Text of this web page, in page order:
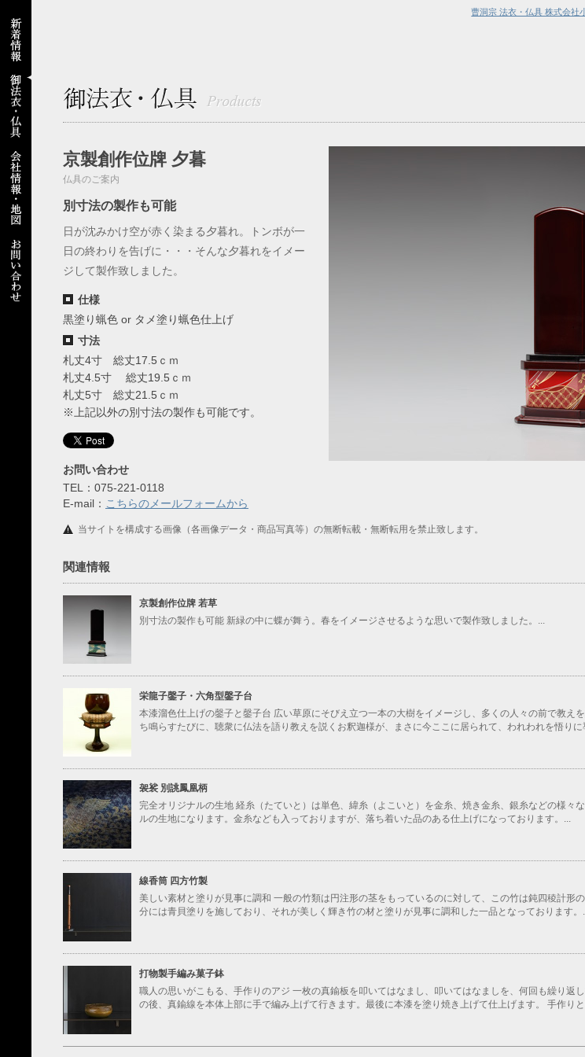
曹洞宗 法衣・仏具 株式会社
京製創作位牌 夕暮
仏具のご案内
別寸法の製作も可能
日が沈みかけ空が赤く染まる夕暮れ。トンボが一
日の終わりを告げに・・・そんな夕暮れをイメー
ジして製作致しました。
仕様
黒塗り蝋色 or タメ塗り蝋色仕上げ
寸法
札丈4寸 総丈17.5ｃｍ
札丈4.5寸 総丈19.5ｃｍ
札丈5寸 総丈21.5ｃｍ
※上記以外の別寸法の製作も可能です。
お問い合わせ
TEL：075-221-0118
E-mail： こちらのメールフォームから
当サイトを構成する画像（各画像データ・商品写真等）の無断転載・無断転用を禁止致します。
関連情報
京製創作位牌 若草
別寸法の製作も可能 新緑の中に蝶が舞う。春をイメージさせるような思いで製作致しました。...
栄龍子鏧子・六角型鏧子台
本漆溜色仕上げの鏧子と鏧子台 広い草原にそびえ立つ一本の大樹をイメージし、多くの人々の前で教え
ち鳴らすたびに、聴衆に仏法を語り教えを説くお釈迦様が、まさに今ここに居られて、われわれを悟りに
袈裟 別誂鳳凰柄
完全オリジナルの生地 経糸（たていと）は単色、緯糸（よこいと）を金糸、焼き金糸、銀糸などの様々
ルの生地になります。金糸なども入っておりますが、落ち着いた品のある仕上げになっております。...
線香筒 四方竹製
美しい素材と塗りが見事に調和 一般の竹類は円注形の茎をもっているのに対して、この竹は鈍四稜計形
分には青貝塗りを施しており、それが美しく輝き竹の材と塗りが見事に調和した一品となっております。
打物製手編み菓子鉢
職人の思いがこもる、手作りのアジ 一枚の真鍮板を叩いてはなまし、叩いてはなましを、何回も繰り返
の後、真鍮線を本体上部に手で編み上げて行きます。最後に本漆を塗り焼き上げて仕上げます。 手作り